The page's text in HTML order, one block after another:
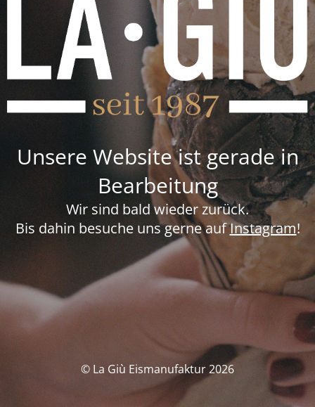
Unsere Website ist gerade in
Bearbeitung
Wir sind bald wieder zurück.
Bis dahin besuche uns gerne aufInstagram!
© La Giù Eismanufaktur 2026